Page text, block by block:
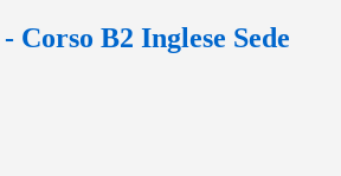
B2 Inglese Sede